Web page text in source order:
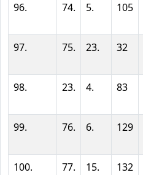
96. 74. 5. 105
97. 75. 23. 32
98. 23. 4. 83
99. 76. 6. 129
100. 77. 15. 132